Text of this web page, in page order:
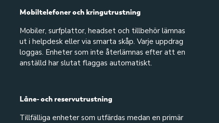
Mobiltelefoner och kringutrustning
Mobiler, surfplattor, headset och tillbehör lämnas
ut i helpdesk eller via smarta skåp. Varje uppdrag
loggas. Enheter som inte återlämnas efter att en
anställd har slutat flaggas automatiskt.
Låne- och reservutrustning
Tillfälliga enheter som utfärdas medan en primär